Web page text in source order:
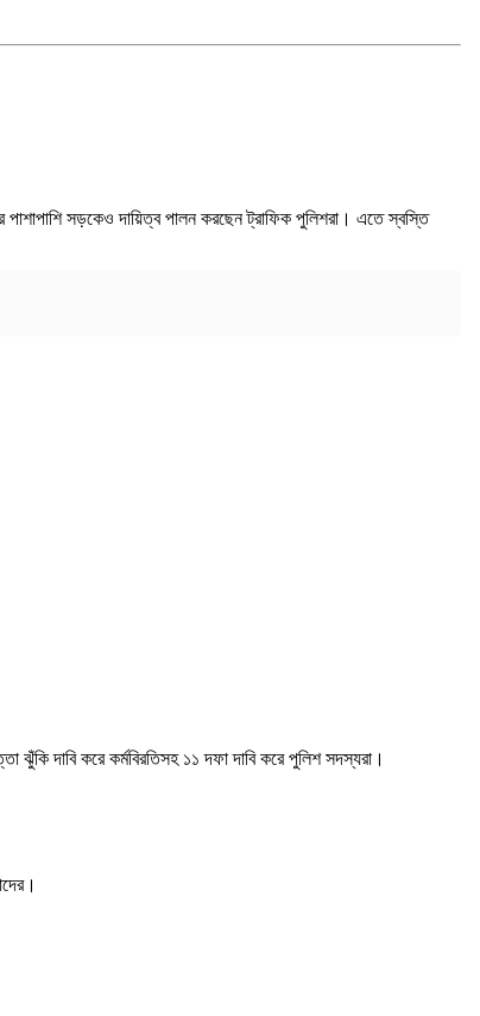
পাশাপাশি সড়কেও দায়িত্ব পালন করছেন ট্রাফিক পুলিশরা। এতে স্বস্তি
দাবি করে কর্মবিরতিসহ ১১ দফা দাবি করে পুলিশ সদস্যরা।